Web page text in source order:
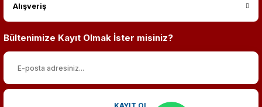
Alışveriş
Bültenimize Kayıt Olmak İster misiniz?